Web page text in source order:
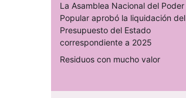
La Asamblea Nacional del Poder
Popular aprobó la liquidación del
Presupuesto del Estado
correspondiente a 2025
Residuos con mucho valor